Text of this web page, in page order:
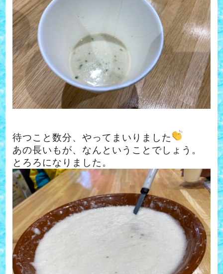
待つこと数分、やってまいりました
あの長いもが、なんということでしょう。
とろろになりました。